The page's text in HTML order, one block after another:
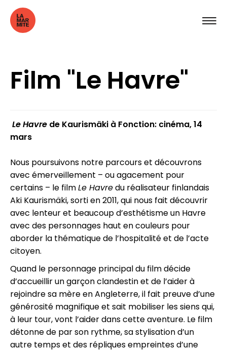
Film "Le Havre"
Le Havre de Kaurismäki à Fonction: cinéma, 14
mars
Nous poursuivons notre parcours et découvrons
avec émerveillement – ou agacement pour
certains – le filmLe Havredu réalisateur finlandais
Aki Kaurismäki, sorti en 2011, qui nous fait découvrir
avec lenteur et beaucoup d’esthétisme un Havre
avec des personnages haut en couleurs pour
aborder la thématique de l’hospitalité et de l’acte
citoyen.
Quand le personnage principal du film décide
d’accueillir un garçon clandestin et de l’aider à
rejoindre sa mère en Angleterre, il fait preuve d’une
générosité magnifique et sait mobiliser les siens qui,
à leur tour, vont l’aider dans cette aventure. Le film
détonne de par son rythme, sa stylisation d’un
autre temps et des répliques empreintes d’une